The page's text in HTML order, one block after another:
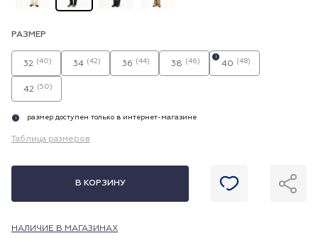
РАЗМЕР
32 (40) 34 (42) 36 (44) 38 (46) 40 (48)
i
42 (50)
i размер доступен только в интернет-магазине
Таблица размеров
В КОРЗИНУ
НАЛИЧИЕ В МАГАЗИНАХ